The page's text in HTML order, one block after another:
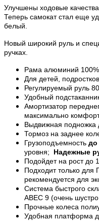
Улучшены ходовые
Теперь самокат стал еще
белый.
Новый широкий руль и
ручках.
Рама алюминий 100%
Для детей,
Регулируемый руль
Удобный
Амортизатор
максимально
Выдвижная подножка
Тормоз на заднее
Грузоподъемность до
уровня; Надежные
Подойдет на рост до
Подходит только
рекомендуется для
Система быстрого
ABEC 9 (очень
Прочные колеса
Удобная платформа